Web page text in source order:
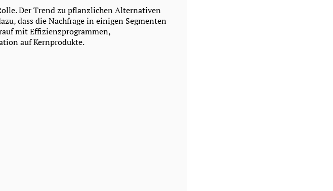
Der Trend zu pflanzlichen Alternativen
dass die Nachfrage in einigen Segmenten
mit Effizienzprogrammen,
auf Kernprodukte.